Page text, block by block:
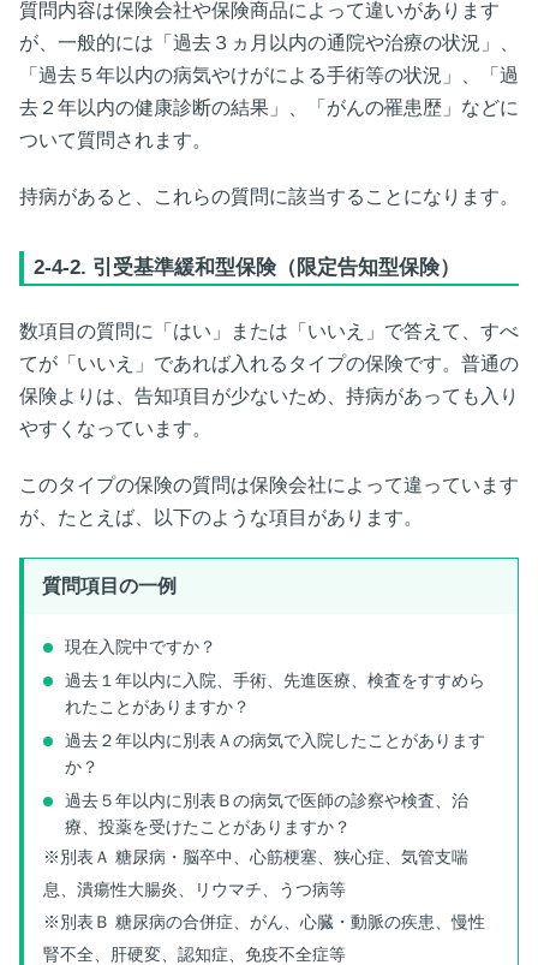
質問内容は保険会社や保険商品によって違いがあります
が、一般的には「過去３ヵ月以内の通院や治療の状況」、
「過去５年以内の病気やけがによる手術等の状況」、「過
去２年以内の健康診断の結果」、「がんの罹患歴」などに
ついて質問されます。
持病があると、これらの質問に該当することになります。
2-4-2. 引受基準緩和型保険（限定告知型保険）
数項目の質問に「はい」または「いいえ」で答えて、すべ
てが「いいえ」であれば入れるタイプの保険です。普通の
保険よりは、告知項目が少ないため、持病があっても入り
やすくなっています。
このタイプの保険の質問は保険会社によって違っています
が、たとえば、以下のような項目があります。
質問項目の一例
現在入院中ですか？
過去１年以内に入院、手術、先進医療、検査をすすめら
れたことがありますか？
過去２年以内に別表Ａの病気で入院したことがあります
か？
過去５年以内に別表Ｂの病気で医師の診察や検査、治
療、投薬を受けたことがありますか？
※別表Ａ 糖尿病・脳卒中、心筋梗塞、狭心症、気管支喘
息、潰瘍性大腸炎、リウマチ、うつ病等
※別表Ｂ 糖尿病の合併症、がん、心臓・動脈の疾患、慢性
腎不全、肝硬変、認知症、免疫不全症等